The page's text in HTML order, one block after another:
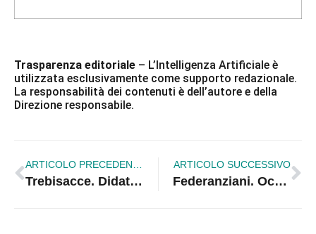
Trasparenza editoriale – L’Intelligenza Artificiale è
utilizzata esclusivamente come supporto redazionale.
La responsabilità dei contenuti è dell’autore e della
Direzione responsabile.
Trebisacce. Didattica a distanza, Liceo Galilei dà 30 portatili agli studenti
ARTICOLO SUCCESSIVO
Federanziani. Occorrono altri tablet per non lasciare nessuno solo